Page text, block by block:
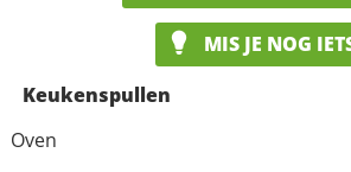
MIS JE NOG
Keukenspullen
Oven